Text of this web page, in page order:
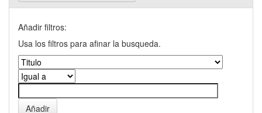
Añadir filtros:
Usa los filtros para afinar la busqueda.